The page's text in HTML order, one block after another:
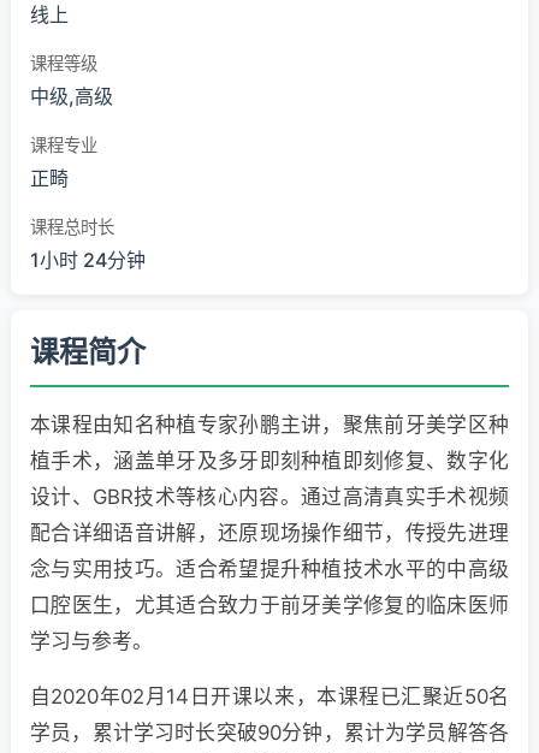
线上
课程等级
中级,高级
课程专业
正畸
课程总时长
1小时 24分钟
课程简介
本课程由知名种植专家孙鹏主讲，聚焦前牙美学区种
植手术，涵盖单牙及多牙即刻种植即刻修复、数字化
设计、GBR技术等核心内容。通过高清真实手术视频
配合详细语音讲解，还原现场操作细节，传授先进理
念与实用技巧。适合希望提升种植技术水平的中高级
口腔医生，尤其适合致力于前牙美学修复的临床医师
学习与参考。
自2020年02月14日开课以来，本课程已汇聚近50名
学员，累计学习时长突破90分钟，累计为学员解答各